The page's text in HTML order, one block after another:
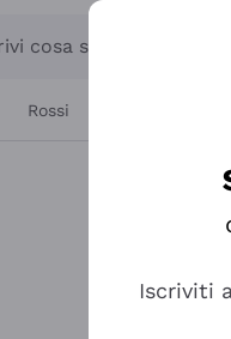
cosa stai cercando
Rossi
Iscriviti